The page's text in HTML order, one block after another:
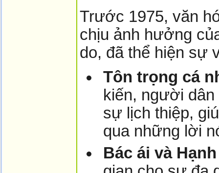
Trước 1975, văn
chịu ảnh hưởng
do, đã thể hiện sự
Tôn trọng cá
kiến, người
sự lịch thiệp,
qua những lời
Bác ái và